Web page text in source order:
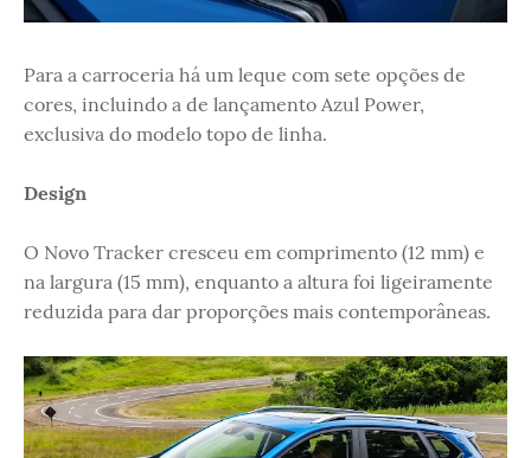
Para a carroceria há um leque com sete opções de
cores, incluindo a de lançamento Azul Power,
exclusiva do modelo topo de linha.
Design
O Novo Tracker cresceu em comprimento (12 mm) e
na largura (15 mm), enquanto a altura foi ligeiramente
reduzida para dar proporções mais contemporâneas.